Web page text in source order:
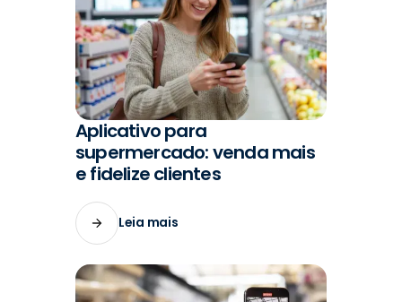
#MARKETING
Aplicativo para
supermercado: venda mais
e fidelize clientes
Leia mais